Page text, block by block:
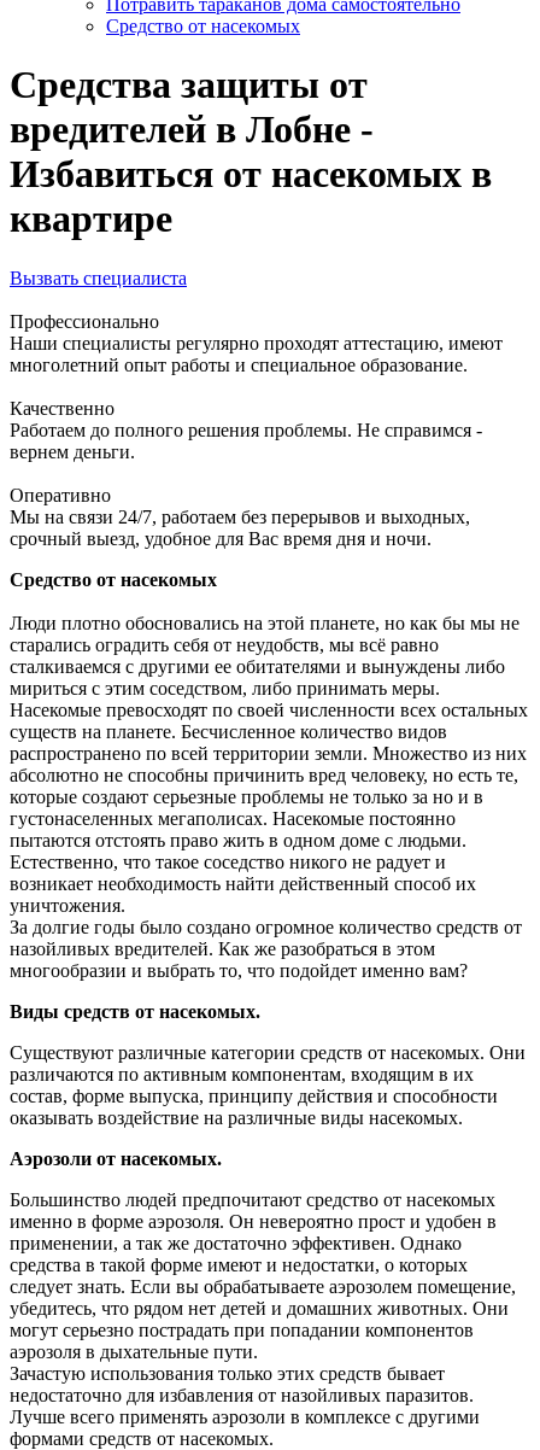
Потравить тараканов дома самостоятельно
Средство от насекомых
Средства защиты от
вредителей в Лобне -
Избавиться от насекомых в
квартире
Вызвать специалиста
Профессионально
Наши специалисты регулярно проходят аттестацию, имеют
многолетний опыт работы и специальное образование.
Качественно
Работаем до полного решения проблемы. Не справимся -
вернем деньги.
Оперативно
Мы на связи 24/7, работаем без перерывов и выходных,
срочный выезд, удобное для Вас время дня и ночи.
Средство от насекомых
Люди плотно обосновались на этой планете, но как бы мы не
старались оградить себя от неудобств, мы всё равно
сталкиваемся с другими ее обитателями и вынуждены либо
мириться с этим соседством, либо принимать меры.
Насекомые превосходят по своей численности всех остальных
существ на планете. Бесчисленное количество видов
распространено по всей территории земли. Множество из них
абсолютно не способны причинить вред человеку, но есть те,
которые создают серьезные проблемы не только за но и в
густонаселенных мегаполисах. Насекомые постоянно
пытаются отстоять право жить в одном доме с людьми.
Естественно, что такое соседство никого не радует и
возникает необходимость найти действенный способ их
уничтожения.
За долгие годы было создано огромное количество средств от
назойливых вредителей. Как же разобраться в этом
многообразии и выбрать то, что подойдет именно вам?
Виды средств от насекомых.
Существуют различные категории средств от насекомых. Они
различаются по активным компонентам, входящим в их
состав, форме выпуска, принципу действия и способности
оказывать воздействие на различные виды насекомых.
Аэрозоли от насекомых.
Большинство людей предпочитают средство от насекомых
именно в форме аэрозоля. Он невероятно прост и удобен в
применении, а так же достаточно эффективен. Однако
средства в такой форме имеют и недостатки, о которых
следует знать. Если вы обрабатываете аэрозолем помещение,
убедитесь, что рядом нет детей и домашних животных. Они
могут серьезно пострадать при попадании компонентов
аэрозоля в дыхательные пути.
Зачастую использования только этих средств бывает
недостаточно для избавления от назойливых паразитов.
Лучше всего применять аэрозоли в комплексе с другими
формами средств от насекомых.